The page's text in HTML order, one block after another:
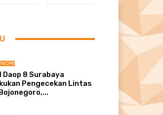
Daop 8 Surabaya
Pengecekan Lintas